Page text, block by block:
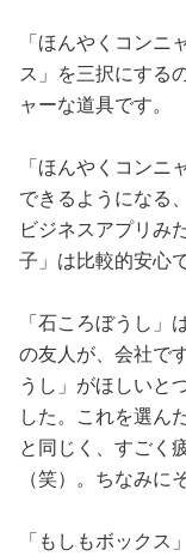
「ほんやくコンニ
ス」を三択にする
ャーな道具です。
「ほんやくコンニ
できるようになる
ビジネスアプリみ
子」は比較的安心
「石ころぼうし」
の友人が、会社で
うし」がほしいと
した。これを選ん
と同じく、すごく
（笑）。ちなみに
「もしもボックス